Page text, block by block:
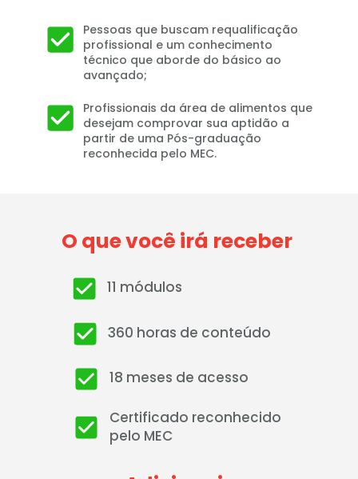
Pessoas que buscam requalificação
profissional e um conhecimento
técnico que aborde do básico ao
avançado;
Profissionais da área de alimentos que
desejam comprovar sua aptidão a
partir de uma Pós-graduação
reconhecida pelo MEC.
O que você irá receber
11 módulos
360 horas de conteúdo
18 meses de acesso
Certificado reconhecido
pelo MEC